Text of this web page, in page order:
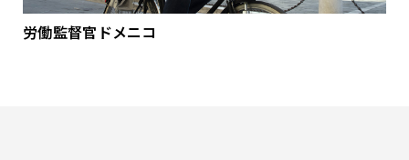
労働監督官ドメニコ